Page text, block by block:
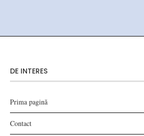
DE INTERES
Prima pagină
Contact